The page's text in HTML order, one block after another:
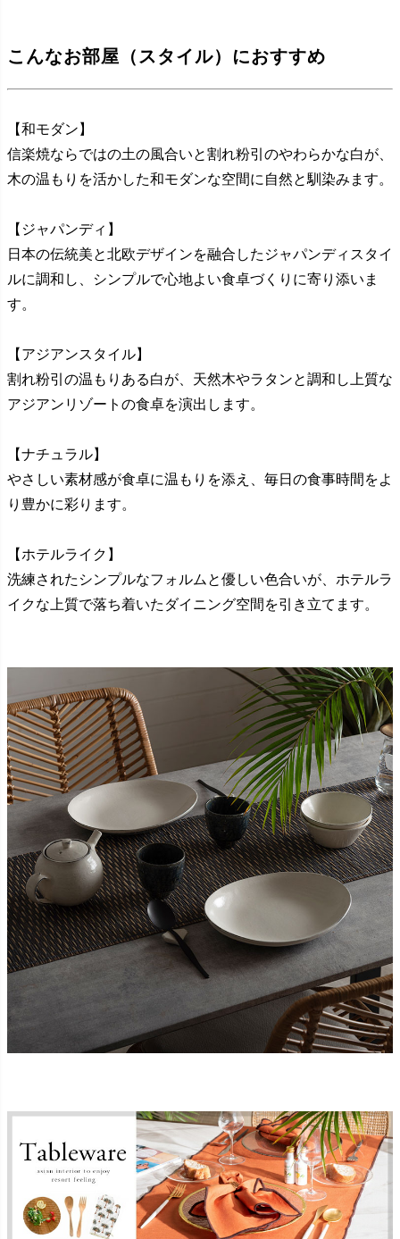
こんなお部屋（スタイル）におすすめ
【和モダン】
信楽焼ならではの土の風合いと割れ粉引のやわらかな白が、
木の温もりを活かした和モダンな空間に自然と馴染みます。
【ジャパンディ】
日本の伝統美と北欧デザインを融合したジャパンディスタイ
ルに調和し、シンプルで心地よい食卓づくりに寄り添いま
す。
【アジアンスタイル】
割れ粉引の温もりある白が、天然木やラタンと調和し上質な
アジアンリゾートの食卓を演出します。
【ナチュラル】
やさしい素材感が食卓に温もりを添え、毎日の食事時間をよ
り豊かに彩ります。
【ホテルライク】
洗練されたシンプルなフォルムと優しい色合いが、ホテルラ
イクな上質で落ち着いたダイニング空間を引き立てます。